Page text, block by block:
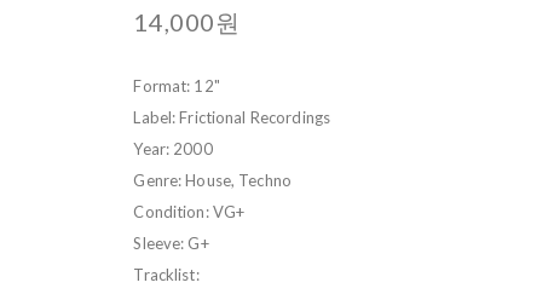
14,000원
Format: 12"
Label: Frictional Recordings
Year: 2000
Genre: House, Techno
Condition: VG+
Sleeve: G+
Tracklist: